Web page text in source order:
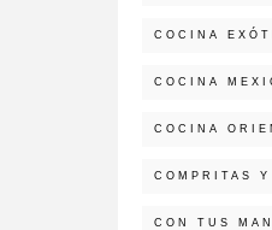
COCINA
COCINA
COCINA
COMPRITAS
CON TUS